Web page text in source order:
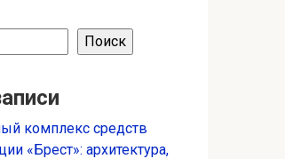
Поиск
комплекс средств
«Брест»: архитектура,